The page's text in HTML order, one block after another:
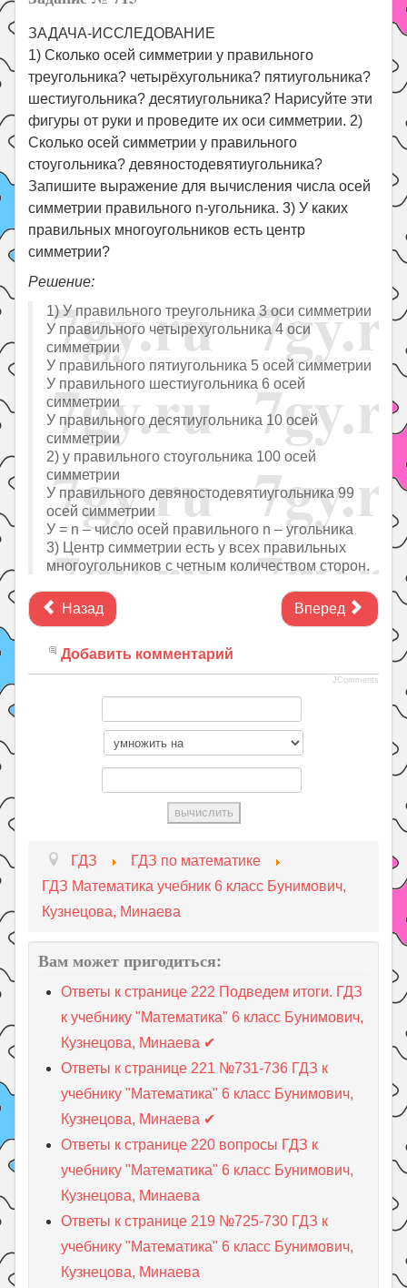
ЗАДАЧА-ИССЛЕДОВАНИЕ
1) Сколько осей симметрии у правильного
треугольника? четырёхугольника? пятиугольника?
шестиугольника? десятиугольника? Нарисуйте эти
фигуры от руки и проведите их оси симметрии. 2)
Сколько осей симметрии у правильного
стоугольника? девяностодевятиугольника?
Запишите выражение для вычисления числа осей
симметрии правильного n-угольника. 3) У каких
правильных многоугольников есть центр
симметрии?
Решение:
1) У правильного треугольника 3 оси симметрии
У правильного четырехугольника 4 оси
симметрии
У правильного пятиугольника 5 осей симметрии
У правильного шестиугольника 6 осей
симметрии
У правильного десятиугольника 10 осей
симметрии
2) у правильного стоугольника 100 осей
симметрии
У правильного девяностодевятиугольника 99
осей симметрии
У = n – число осей правильного n – угольника
3) Центр симметрии есть у всех правильных
многоугольников с четным количеством сторон.
Назад Вперед
Добавить комментарий
JComments
ГДЗ
ГДЗ по математике
ГДЗ Математика учебник 6 класс Бунимович,
Кузнецова, Минаева
Вам может пригодиться:
Ответы к странице 222 Подведем итоги. ГДЗ
к учебнику "Математика" 6 класс Бунимович,
Кузнецова, Минаева ✔
Ответы к странице 221 №731-736 ГДЗ к
учебнику "Математика" 6 класс Бунимович,
Кузнецова, Минаева ✔
Ответы к странице 220 вопросы ГДЗ к
учебнику "Математика" 6 класс Бунимович,
Кузнецова, Минаева
Ответы к странице 219 №725-730 ГДЗ к
учебнику "Математика" 6 класс Бунимович,
Кузнецова, Минаева